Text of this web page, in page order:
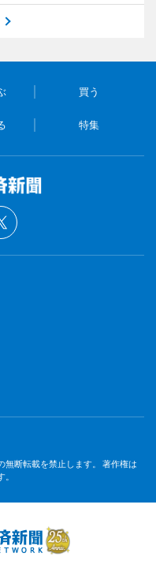
買う
特集
無断転載を禁止します。 著作権は